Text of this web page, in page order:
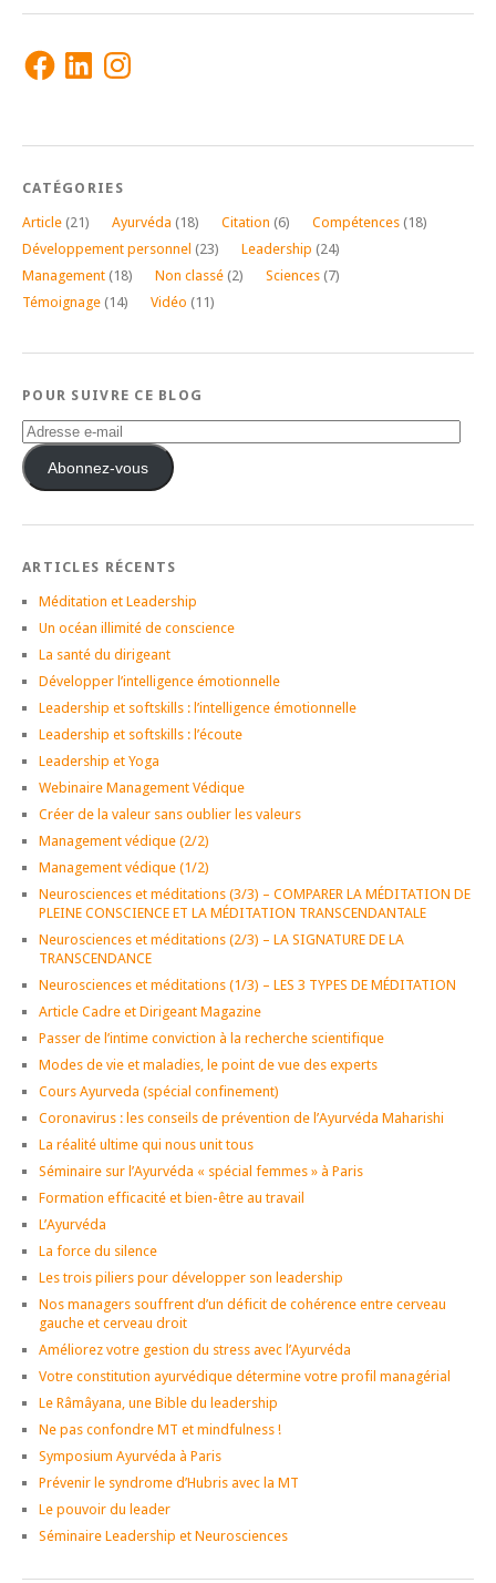
FacebookLinkedInInstagram
CATÉGORIES
Article (21) Ayurvéda (18) Citation (6) Compétences (18)
Développement personnel (23) Leadership (24)
Management (18) Non classé (2) Sciences (7)
Témoignage (14) Vidéo (11)
POUR SUIVRE CE BLOG
Adresse
e-
mail Abonnez-vous
ARTICLES RÉCENTS
Méditation et Leadership
Un océan illimité de conscience
La santé du dirigeant
Développer l’intelligence émotionnelle
Leadership et softskills : l’intelligence émotionnelle
Leadership et softskills : l’écoute
Leadership et Yoga
Webinaire Management Védique
Créer de la valeur sans oublier les valeurs
Management védique (2/2)
Management védique (1/2)
Neurosciences et méditations (3/3) – COMPARER LA MÉDITATION DE
PLEINE CONSCIENCE ET LA MÉDITATION TRANSCENDANTALE
Neurosciences et méditations (2/3) – LA SIGNATURE DE LA
TRANSCENDANCE
Neurosciences et méditations (1/3) – LES 3 TYPES DE MÉDITATION
Article Cadre et Dirigeant Magazine
Passer de l’intime conviction à la recherche scientifique
Modes de vie et maladies, le point de vue des experts
Cours Ayurveda (spécial confinement)
Coronavirus : les conseils de prévention de l’Ayurvéda Maharishi
La réalité ultime qui nous unit tous
Séminaire sur l’Ayurvéda « spécial femmes » à Paris
Formation efficacité et bien-être au travail
L’Ayurvéda
La force du silence
Les trois piliers pour développer son leadership
Nos managers souffrent d’un déficit de cohérence entre cerveau
gauche et cerveau droit
Améliorez votre gestion du stress avec l’Ayurvéda
Votre constitution ayurvédique détermine votre profil managérial
Le Râmâyana, une Bible du leadership
Ne pas confondre MT et mindfulness !
Symposium Ayurvéda à Paris
Prévenir le syndrome d’Hubris avec la MT
Le pouvoir du leader
Séminaire Leadership et Neurosciences